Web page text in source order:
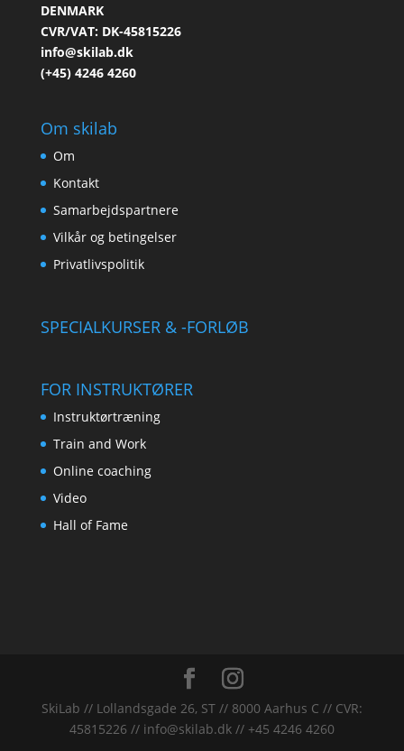
DENMARK
CVR/VAT: DK-45815226
info@skilab.dk
(+45) 4246 4260
Om skilab
Om
Kontakt
Samarbejdspartnere
Vilkår og betingelser
Privatlivspolitik
SPECIALKURSER & -FORLØB
FOR INSTRUKTØRER
Instruktørtræning
Train and Work
Online coaching
Video
Hall of Fame
SkiLab // Lollandsgade 26, ST // 8000 Aarhus C // CVR:
45815226 // info@skilab.dk // +45 4246 4260